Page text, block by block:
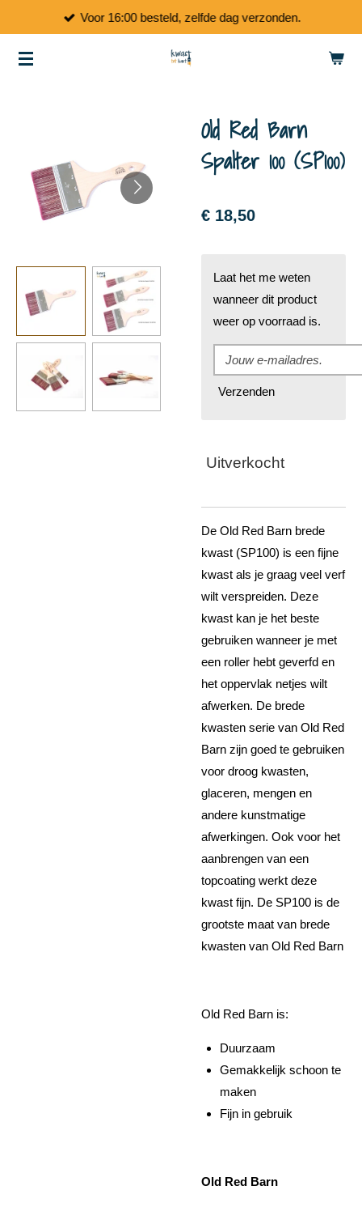
naar
Voor 16:00 besteld, zelfde dag verzonden.
Old Red Barn
Spalter 100 (SP100)
€ 18,50
Laat het me weten
wanneer dit product
weer op voorraad is.
Verzenden
Uitverkocht
De Old Red Barn brede
kwast (SP100) is een fijne
kwast als je graag veel verf
wilt verspreiden. Deze
kwast kan je het beste
gebruiken wanneer je met
een roller hebt geverfd en
het oppervlak netjes wilt
afwerken. De brede
kwasten serie van Old Red
Barn zijn goed te gebruiken
voor droog kwasten,
glaceren, mengen en
andere kunstmatige
afwerkingen. Ook voor het
aanbrengen van een
topcoating werkt deze
kwast fijn. De SP100 is de
grootste maat van brede
kwasten van Old Red Barn
Old Red Barn is:
Duurzaam
Gemakkelijk schoon te
maken
Fijn in gebruik
Old Red Barn